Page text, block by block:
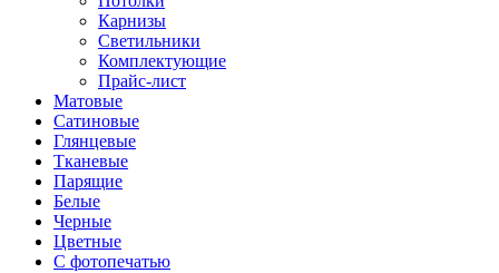
Карнизы
Светильники
Комплектующие
Прайс-лист
Матовые
Сатиновые
Глянцевые
Тканевые
Парящие
Белые
Черные
Цветные
С фотопечатью